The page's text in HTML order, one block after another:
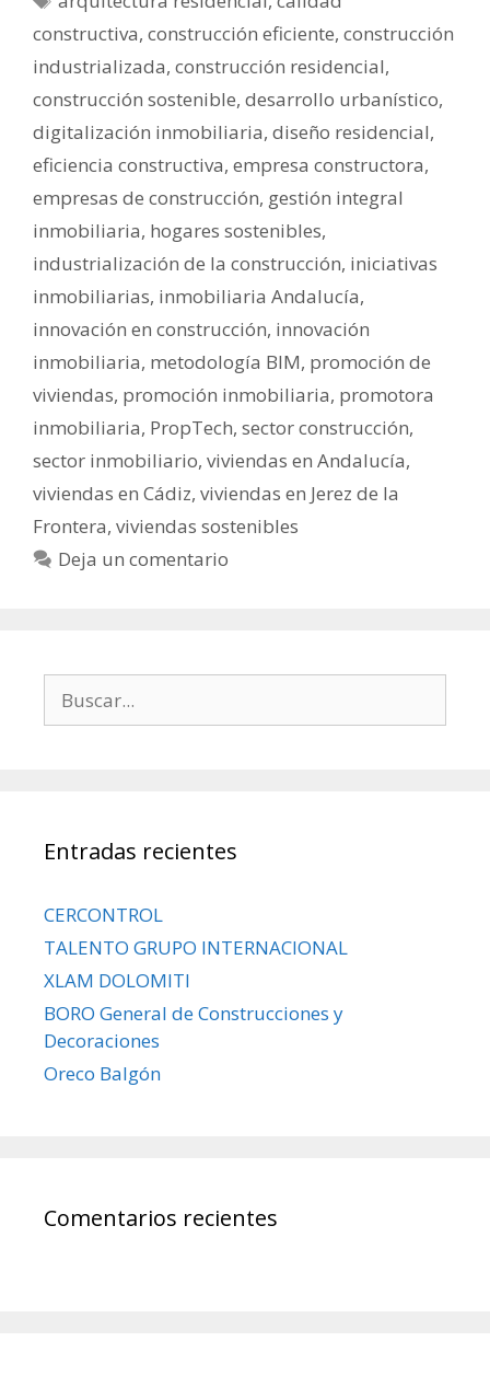
constructiva, construcción eficiente, construcción
industrializada, construcción residencial,
construcción sostenible, desarrollo urbanístico,
digitalización inmobiliaria, diseño residencial,
eficiencia constructiva, empresa constructora,
empresas de construcción, gestión integral
inmobiliaria, hogares sostenibles,
industrialización de la construcción, iniciativas
inmobiliarias, inmobiliaria Andalucía,
innovación en construcción, innovación
inmobiliaria, metodología BIM, promoción de
viviendas, promoción inmobiliaria, promotora
inmobiliaria, PropTech, sector construcción,
sector inmobiliario, viviendas en Andalucía,
viviendas en Cádiz, viviendas en Jerez de la
Frontera, viviendas sostenibles
Deja un comentario
Entradas recientes
CERCONTROL
TALENTO GRUPO INTERNACIONAL
XLAM DOLOMITI
BORO General de Construcciones y
Decoraciones
Oreco Balgón
Comentarios recientes